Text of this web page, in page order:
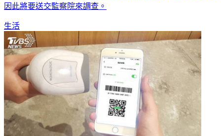
因此將要送交監察院來調查。
生活